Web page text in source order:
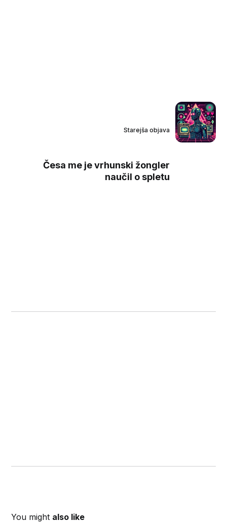
Starejša objava
Česa me je vrhunski žongler
naučil o spletu
You might also like